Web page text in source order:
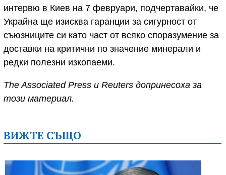
интервю в Киев на 7 февруари, подчертавайки, че
Украйна ще изисква гаранции за сигурност от
съюзниците си като част от всяко споразумение за
доставки на критични по значение минерали и
редки полезни изкопаеми.
The Associated Press и Reuters допринесоха за
този материал.
ВИЖТЕ СЪЩО